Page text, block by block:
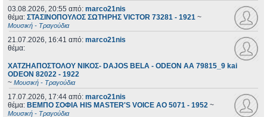
03.08.2026, 20:55 από: marco21nis
θέμα: ΣΤΑΣΙΝΟΠΟΥΛΟΣ ΣΩΤΗΡΗΣ VICTOR 73281 - 1921 ~
Μουσική - Τραγούδια
21.07.2026, 16:41 από: marco21nis
θέμα:
ΧΑΤΖΗΑΠΟΣΤΟΛΟΥ ΝΙΚΟΣ- DAJOS BELA - ODEON AA 79815_9 kai
ODEON 82022 - 1922
~ Μουσική - Τραγούδια
17.07.2026, 17:44 από: marco21nis
θέμα: ΒΕΜΠΟ ΣΟΦΙΑ HIS MASTER'S VOICE AO 5071 - 1952 ~
Μουσική - Τραγούδια